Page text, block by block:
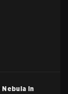
Nebula In